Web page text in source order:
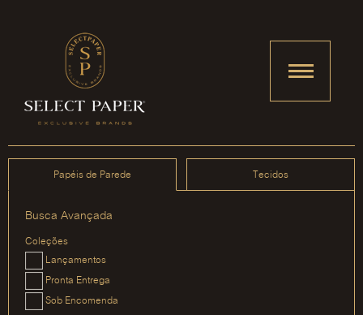
Papéis de Parede Tecidos
Busca Avançada
Coleções
Lançamentos
Pronta Entrega
Sob Encomenda